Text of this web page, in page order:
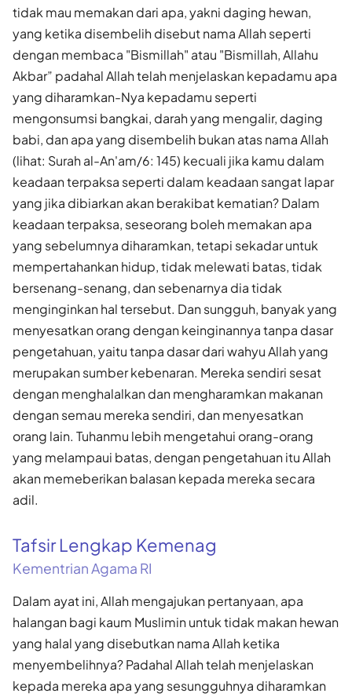
tidak mau memakan dari apa, yakni daging hewan,
yang ketika disembelih disebut nama Allah seperti
dengan membaca "Bismillah" atau "Bismillah, Allahu
Akbar” padahal Allah telah menjelaskan kepadamu apa
yang diharamkan-Nya kepadamu seperti
mengonsumsi bangkai, darah yang mengalir, daging
babi, dan apa yang disembelih bukan atas nama Allah
(lihat: Surah al-An'am/6: 145) kecuali jika kamu dalam
keadaan terpaksa seperti dalam keadaan sangat lapar
yang jika dibiarkan akan berakibat kematian? Dalam
keadaan terpaksa, seseorang boleh memakan apa
yang sebelumnya diharamkan, tetapi sekadar untuk
mempertahankan hidup, tidak melewati batas, tidak
bersenang-senang, dan sebenarnya dia tidak
menginginkan hal tersebut. Dan sungguh, banyak yang
menyesatkan orang dengan keinginannya tanpa dasar
pengetahuan, yaitu tanpa dasar dari wahyu Allah yang
merupakan sumber kebenaran. Mereka sendiri sesat
dengan menghalalkan dan mengharamkan makanan
dengan semau mereka sendiri, dan menyesatkan
orang lain. Tuhanmu lebih mengetahui orang-orang
yang melampaui batas, dengan pengetahuan itu Allah
akan memeberikan balasan kepada mereka secara
adil.
Tafsir Lengkap Kemenag
Kementrian Agama RI
Dalam ayat ini, Allah mengajukan pertanyaan, apa
halangan bagi kaum Muslimin untuk tidak makan hewan
yang halal yang disebutkan nama Allah ketika
menyembelihnya? Padahal Allah telah menjelaskan
kepada mereka apa yang sesungguhnya diharamkan